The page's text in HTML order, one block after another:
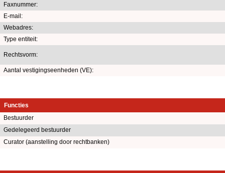
Faxnummer:
E-mail:
Webadres:
Type entiteit:
Rechtsvorm:
Aantal vestigingseenheden (VE):
Functies
Bestuurder
Gedelegeerd bestuurder
Curator (aanstelling door rechtbanken)